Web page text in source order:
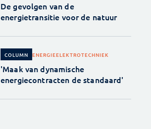
De gevolgen van de
energietransitie voor de natuur
COLUMN ENERGIEELEKTROTECHNIEK
'Maak van dynamische
energiecontracten de standaard'